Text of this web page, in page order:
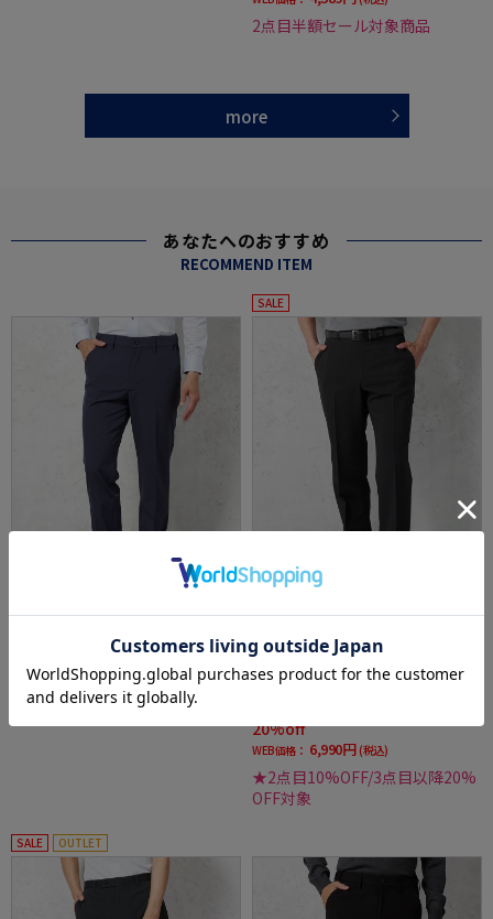
2点目半額セール対象商品
more
あなたへのおすすめ
RECOMMEND ITEM
全4色
【AIRSUIT】パンツノータック【セットアップ
商品有】接触冷感吸汗速乾UVカット無地春夏
価格： 3,850円 (税込)
SALE
【リッケンバッカー】ノータックパンツスト
レッチ吸水速乾ウォッシャブル春夏
20%off
WEB価格： 6,990円 (税込)
★2点目10%OFF/3点目以降20%
OFF対象
SALE OUTLET